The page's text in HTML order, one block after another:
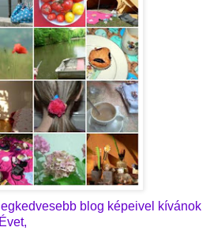
blog képeivel kívánok